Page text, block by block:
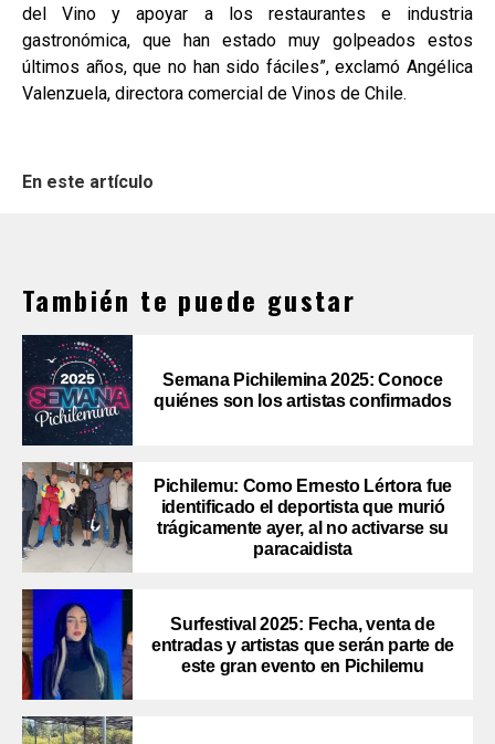
del Vino y apoyar a los restaurantes e industria
gastronómica, que han estado muy golpeados estos
últimos años, que no han sido fáciles”, exclamó Angélica
Valenzuela, directora comercial de Vinos de Chile.
En este artículo
También te puede gustar
Semana Pichilemina 2025: Conoce
quiénes son los artistas confirmados
Pichilemu: Como Ernesto Lértora fue
identificado el deportista que murió
trágicamente ayer, al no activarse su
paracaidista
Surfestival 2025: Fecha, venta de
entradas y artistas que serán parte de
este gran evento en Pichilemu